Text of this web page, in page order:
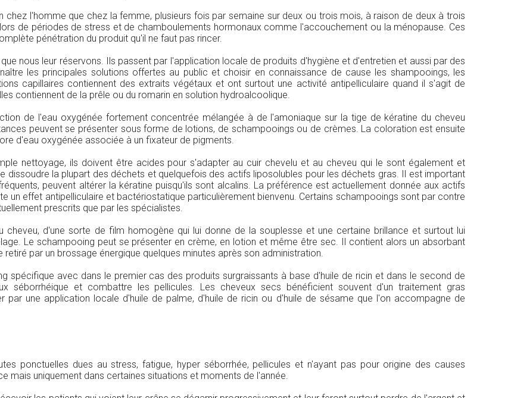
chez l'homme que chez la femme, plusieurs fois par semaine sur deux ou trois mois, à raison de deux à trois
de périodes de stress et de chamboulements hormonaux comme l'accouchement ou la ménopause. Ces
pénétration du produit qu'il ne faut pas rincer.
nous leur réservons. Ils passent par l'application locale de produits d'hygiène et d'entretien et aussi par des
les principales solutions offertes au public et choisir en connaissance de cause les shampooings, les
capillaires contiennent des extraits végétaux et ont surtout une activité antipelliculaire quand il s'agit de
contiennent de la prêle ou du romarin en solution hydroalcoolique.
de l'eau oxygénée fortement concentrée mélangée à de l'amoniaque sur la tige de kératine du cheveu
peuvent se présenter sous forme de lotions, de schampooings ou de crèmes. La coloration est ensuite
d'eau oxygénée associée à un fixateur de pigments.
nettoyage, ils doivent être acides pour s'adapter au cuir chevelu et au cheveu qui le sont également et
dissoudre la plupart des déchets et quelquefois des actifs liposolubles pour les déchets gras. Il est important
peuvent altérer la kératine puisqu'ils sont alcalins. La préférence est actuellement donnée aux actifs
un effet antipelliculaire et bactériostatique particulièrement bienvenu. Certains schampooings sont par contre
prescrits que par les spécialistes.
d'une sorte de film homogène qui lui donne de la souplesse et une certaine brillance et surtout lui
Le schampooing peut se présenter en crème, en lotion et même être sec. Il contient alors un absorbant
par un brossage énergique quelques minutes après son administration.
spécifique avec dans le premier cas des produits surgraissants à base d'huile de ricin et dans le second de
séborrhéique et combattre les pellicules. Les cheveux secs bénéficient souvent d'un traitement gras
une application locale d'huile de palme, d'huile de ricin ou d'huile de sésame que l'on accompagne de
ponctuelles dues au stress, fatigue, hyper séborrhée, pellicules et n'ayant pas pour origine des causes
mais uniquement dans certaines situations et moments de l'année.